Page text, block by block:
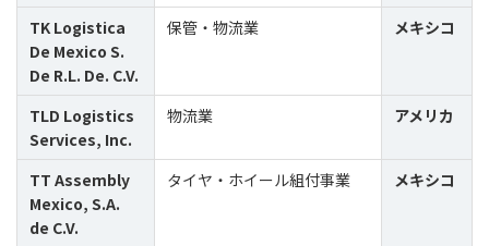
TK Logistica
De Mexico S.
De R.L. De. C.V.
保管・物流業 メキシコ
TLD Logistics
Services, Inc.
物流業 アメリカ
TT Assembly
Mexico, S.A.
de C.V.
タイヤ・ホイール組付事業 メキシコ